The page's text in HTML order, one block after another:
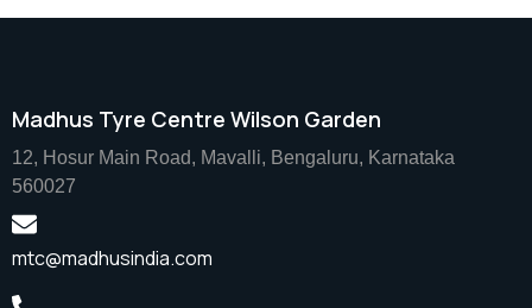
Madhus Tyre Centre Wilson Garden
12, Hosur Main Road, Mavalli, Bengaluru, Karnataka
560027
mtc@madhusindia.com